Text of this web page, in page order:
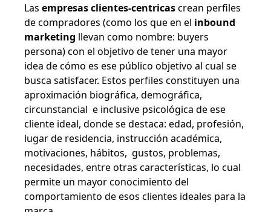
Las empresas clientes-centricascrean perfiles
de compradores (como los que en el inbound
marketing llevan como nombre: buyers
persona) con el objetivo de tener una mayor
idea de cómo es ese público objetivo al cual se
busca satisfacer. Estos perfiles constituyen una
aproximación biográfica, demográfica,
circunstancial e inclusive psicológica de ese
cliente ideal, donde se destaca: edad, profesión,
lugar de residencia, instrucción académica,
motivaciones, hábitos, gustos, problemas,
necesidades, entre otras características, lo cual
permite un mayor conocimiento del
comportamiento de esos clientes ideales para la